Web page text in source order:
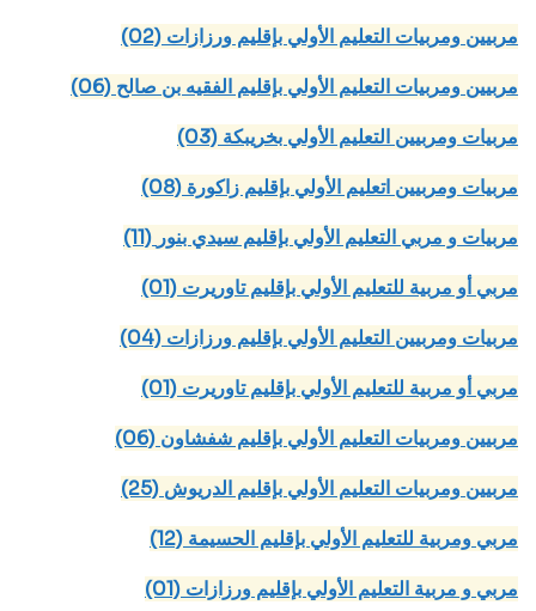
(02) مربيين ومربيات التعليم الأولي بإقليم ورزازات
(06) مربيين ومربيات التعليم الأولي بإقليم الفقيه بن صالح
(03) مربيات ومربيين التعليم الأولي بخريبكة
(08) مربيات ومربيين اتعليم الأولي بإقليم زاكورة
(11) مربيات و مربي التعليم الأولي بإقليم سيدي بنور
(01) مربي أو مربية للتعليم الأولي بإقليم تاوريرت
(04) مربيات ومربيين التعليم الأولي بإقليم ورزازات
(01) مربي أو مربية للتعليم الأولي بإقليم تاوريرت
(06) مربيين ومربيات التعليم الأولي بإقليم شفشاون
(25) مربيين ومربيات التعليم الأولي بإقليم الدريوش
(12) مربي ومربية للتعليم الأولي بإقليم الحسيمة
(01) مربي و مربية التعليم الأولي بإقليم ورزازات